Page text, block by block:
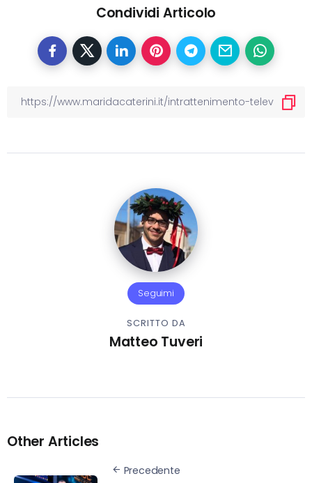
Condividi Articolo
Seguimi
SCRITTO DA
Matteo Tuveri
Other Articles
Precedente